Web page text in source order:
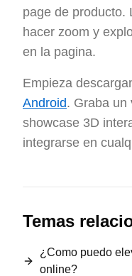
page de producto.
hacer zoom y
en la pagina.
Empieza
Android. Graba un
showcase 3D
integrarse en
Temas
¿Como puedo
online?